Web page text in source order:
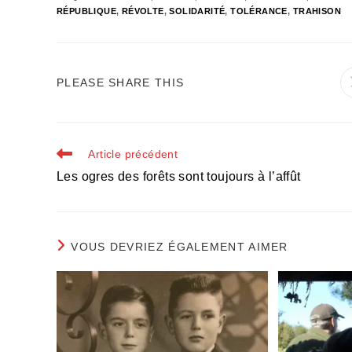
RÉPUBLIQUE, RÉVOLTE, SOLIDARITÉ, TOLÉRANCE, TRAHISON
PLEASE SHARE THIS
Read
more
articles
Article précédent
Les ogres des forêts sont toujours à l’affût
VOUS DEVRIEZ ÉGALEMENT AIMER